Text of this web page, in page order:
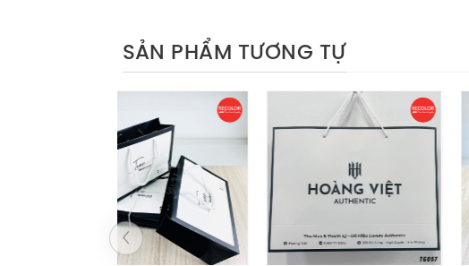
SẢN PHẨM TƯƠNG TỰ